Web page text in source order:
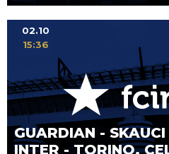
GUARDIAN -
INTER - TORINO.
02.10
15:36